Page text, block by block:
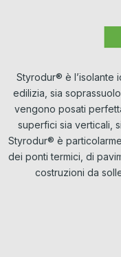
Styrodur® è l’isolante
edilizia, sia
vengono posati
superfici sia verticali,
Styrodur® è
dei ponti termici, di
costruzioni da